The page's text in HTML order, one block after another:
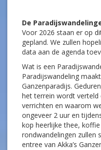
De
Voor 2026 staan er op
gepland. We zullen
data aan de agenda
Wat is een
Paradijswandeling
Ganzenparadijs.
het terrein wordt
verrichten en waarom
ongeveer 2 uur en
kop heerlijke thee,
rondwandelingen zullen
entree van Akka’s